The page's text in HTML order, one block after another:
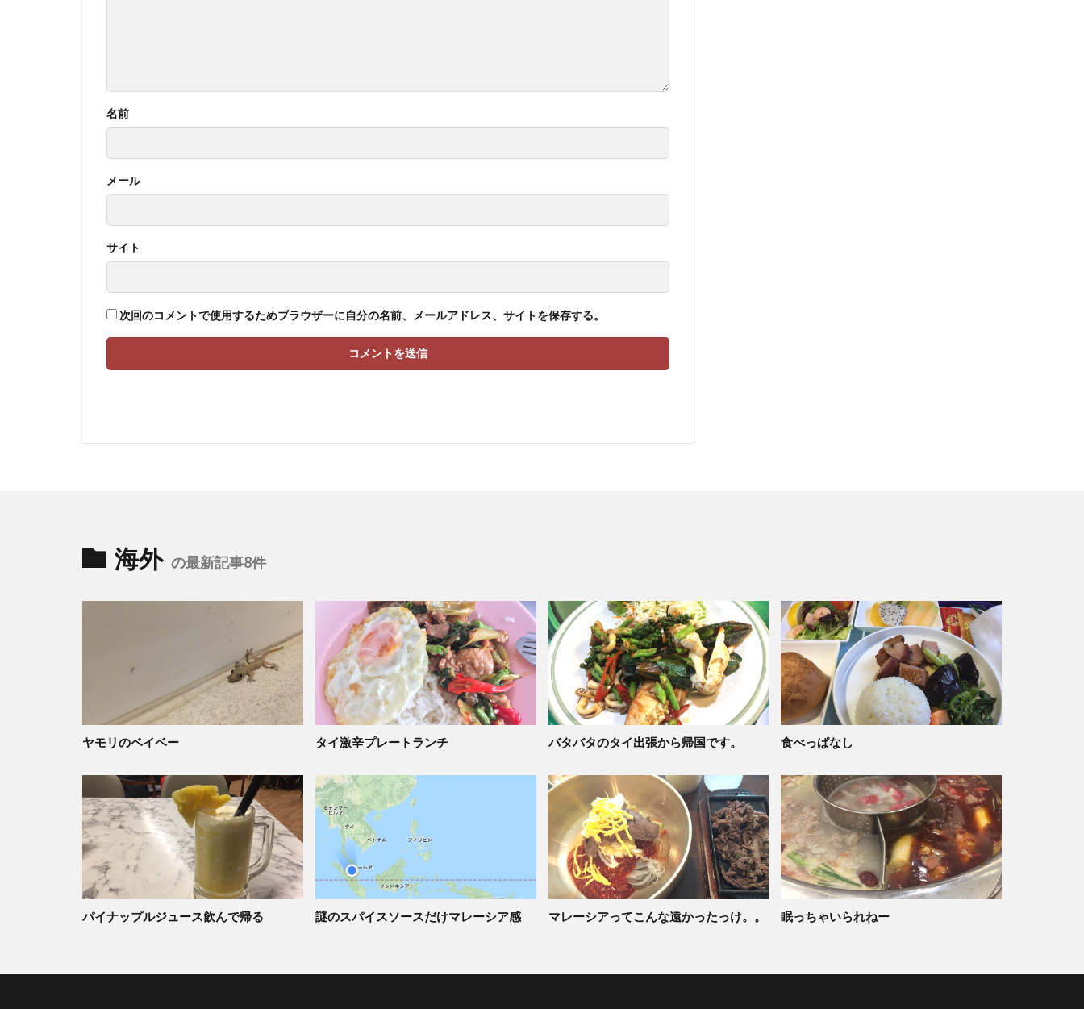
名前
メール
サイト
次回のコメントで使用するためブラウザーに自分の名前、メールアドレス、サイトを保存する。
海外 の最新記事8件
ヤモリのベイベー タイ激辛プレートランチ バタバタのタイ出張から帰国です。 食べっぱなし
パイナップルジュース飲んで帰る 謎のスパイスソースだけマレーシア感 マレーシアってこんな遠かったっけ。。 眠っちゃいられねー